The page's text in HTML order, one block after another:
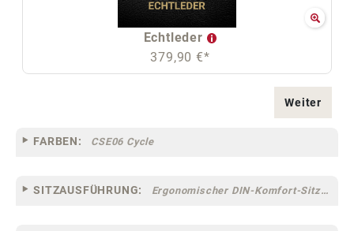
Echtleder
379,90 €*
Weiter
FARBEN: CSE06 Cycle
SITZAUSFÜHRUNG: Ergonomischer DIN-Komfort-Sitz [75]